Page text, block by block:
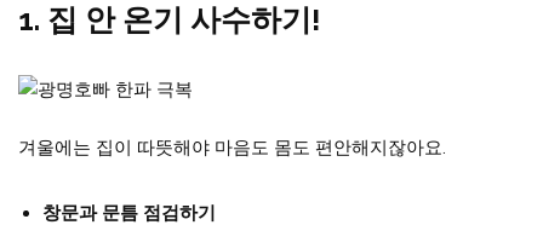
1. 집 안 온기 사수하기!
겨울에는 집이 따뜻해야 마음도 몸도 편안해지잖아요.
창문과 문틈 점검하기